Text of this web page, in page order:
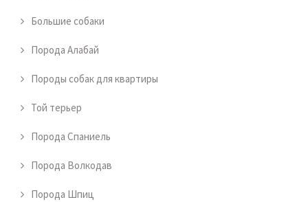
Большие собаки
Порода Алабай
Породы собак для квартиры
Той терьер
Порода Спаниель
Порода Волкодав
Порода Шпиц